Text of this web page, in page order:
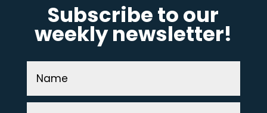
Subscribe to our
weekly newsletter!